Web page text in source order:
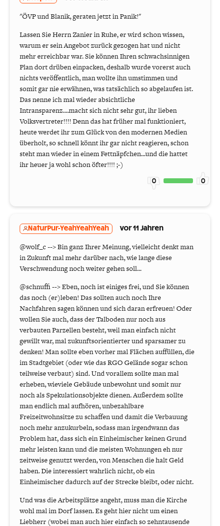
"ÖVP und Blanik, geraten jetzt in Panik!"
Lassen Sie Herrn Zanier in Ruhe, er wird schon wissen,
warum er sein Angebot zurück gezogen hat und nicht
mehr erreichbar war. Sie können Ihren schwachsinnigen
Plan dort drüben einpacken, deshalb wurde vorerst auch
nichts veröffentlich, man wollte ihn umstimmen und
somit gar nie erwähnen, was tatsächlich so abgelaufen ist.
Das nenne ich mal wieder absichtliche
Intransparenz....macht sich nicht sehr gut, ihr lieben
Volksvertreter!!!! Denn das hat früher mal funktioniert,
heute werdet ihr zum Glück von den modernen Medien
überholt, so schnell könnt ihr gar nicht reagieren, schon
steht man wieder in einem Fettnäpfchen...und die hattet
ihr heuer ja wohl schon öfter!!!! ;-)
0 0
NaturPur-YeahYeahYeah vor 11 Jahren
@wolf_c --> Bin ganz Ihrer Meinung, vielleicht denkt man
in Zukunft mal mehr darüber nach, wie lange diese
Verschwendung noch weiter gehen soll...
@schnuffi --> Eben, noch ist einiges frei, und Sie können
das noch (er)leben! Das sollten auch noch Ihre
Nachfahren sagen können und sich daran erfreuen! Oder
wollen Sie auch, dass der Talboden nur noch aus
verbauten Parzellen besteht, weil man einfach nicht
gewillt war, mal zukunftsorientierter und sparsamer zu
denken! Man sollte eben vorher mal Flächen auffüllen, die
im Stadtgebiet (oder wie das RGO Gelände sogar schon
teilweise verbaut) sind. Und vorallem sollte man mal
erheben, wieviele Gebäude unbewohnt und somit nur
noch als Spekulationsobjekte dienen. Außerdem sollte
man endlich mal aufhören, unbezahlbare
Freizeitwohnsitze zu schaffen und damit die Verbauung
noch mehr anzukurbeln, sodass man irgendwann das
Problem hat, dass sich ein Einheimischer keinen Grund
mehr leisten kann und die meisten Wohnungen eh nur
zeitweise genutzt werden, von Menschen die halt Geld
haben. Die interessiert wahrlich nicht, ob ein
Einheimischer dadurch auf der Strecke bleibt, oder nicht.
Und was die Arbeitsplätze angeht, muss man die Kirche
wohl mal im Dorf lassen. Es geht hier nicht um einen
Liebherr (wobei man auch hier einfach so zehntausende